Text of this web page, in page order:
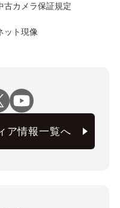
古カメラ保証規定
ット現像
ア情報一覧へ